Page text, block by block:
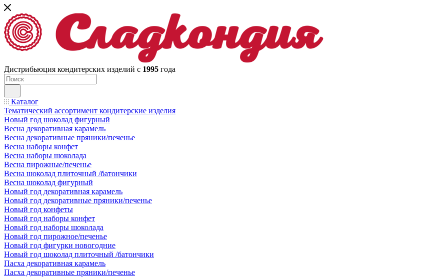
Дистрибьюция кондитерских изделий с 1995 года
Каталог
Тематический ассортимент кондитерские изделия
Новый год шоколад фигурный
Весна декоративная карамель
Весна декоративные пряники/печенье
Весна наборы конфет
Весна наборы шоколада
Весна пирожные/печенье
Весна шоколад плиточный /батончики
Весна шоколад фигурный
Новый год декоративная карамель
Новый год декоративные пряники/печенье
Новый год конфеты
Новый год наборы конфет
Новый год наборы шоколада
Новый год пирожное/печенье
Новый год фигурки новогодние
Новый год шоколад плиточный /батончики
Пасха декоративная карамель
Пасха декоративные пряники/печенье